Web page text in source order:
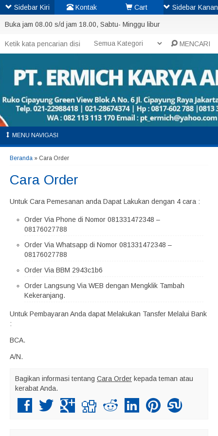
Buka jam 08.00 s/d jam 18.00, Sabtu- Minggu libur
MENCARI
MENU NAVIGASI
Beranda » Cara Order
Cara Order
Untuk Cara Pemesanan anda Dapat Lakukan dengan 4 cara :
Order Via Phone di Nomor 081331472348 –
08176027788
Order Via Whatsapp di Nomor 081331472348 –
08176027788
Order Via BBM 2943c1b6
Order Langsung Via WEB dengan Mengklik Tambah
Kekeranjang.
Untuk Pembayaran Anda dapat Melakukan Tansfer Melalui Bank
:
BCA.
A/N.
Bagikan informasi tentang Cara Order kepada teman atau
kerabat Anda.
Sidebar Kiri Kontak Cart Sidebar Kanan